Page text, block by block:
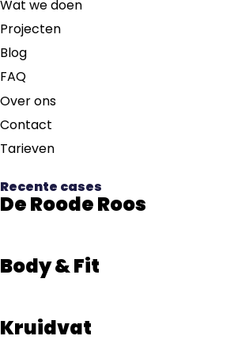
Wat we doen
Projecten
Blog
FAQ
Over ons
Contact
Tarieven
Recente cases
De Roode Roos
Body & Fit
Kruidvat